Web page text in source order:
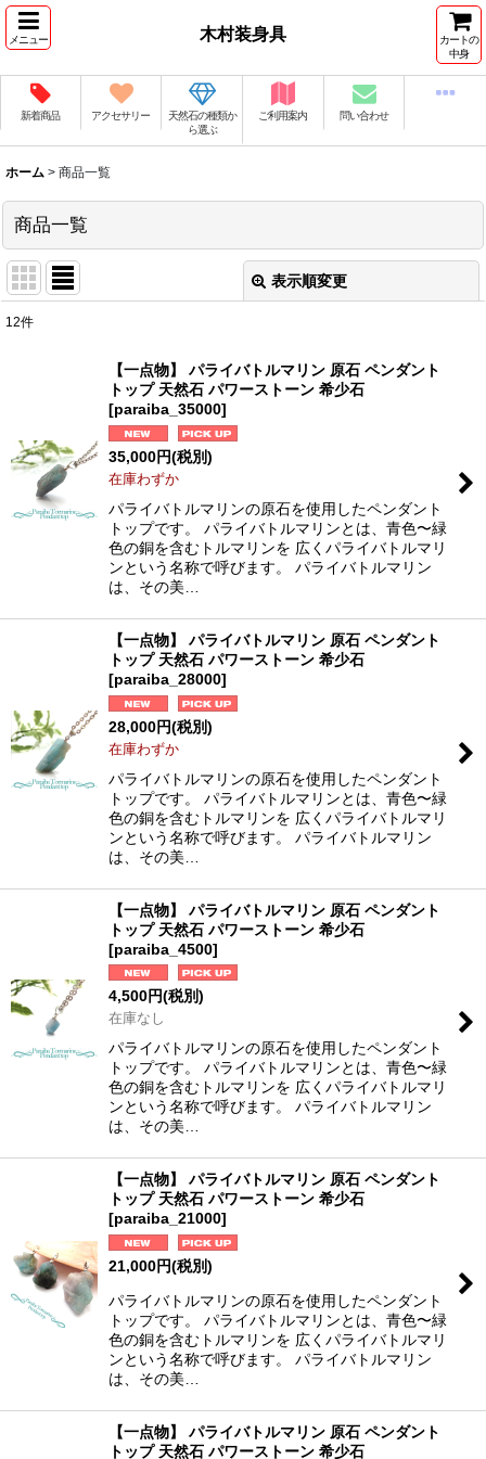
メニュー 木村装身具
カートの
中身
新着商品 アクセサリー
天然石の種類か
ら選ぶ
ご利用案内 問い合わせ
ホーム > 商品一覧
商品一覧
表示順変更
12件
【一点物】 パライバトルマリン 原石 ペンダント
トップ 天然石 パワーストーン 希少石
[paraiba_35000]
35,000円(税別)
在庫わずか
パライバトルマリンの原石を使用したペンダント
トップです。 パライバトルマリンとは、青色〜緑
色の銅を含むトルマリンを 広くパライバトルマリ
ンという名称で呼びます。 パライバトルマリン
は、その美…
【一点物】 パライバトルマリン 原石 ペンダント
トップ 天然石 パワーストーン 希少石
[paraiba_28000]
28,000円(税別)
在庫わずか
パライバトルマリンの原石を使用したペンダント
トップです。 パライバトルマリンとは、青色〜緑
色の銅を含むトルマリンを 広くパライバトルマリ
ンという名称で呼びます。 パライバトルマリン
は、その美…
【一点物】 パライバトルマリン 原石 ペンダント
トップ 天然石 パワーストーン 希少石
[paraiba_4500]
4,500円(税別)
在庫なし
パライバトルマリンの原石を使用したペンダント
トップです。 パライバトルマリンとは、青色〜緑
色の銅を含むトルマリンを 広くパライバトルマリ
ンという名称で呼びます。 パライバトルマリン
は、その美…
【一点物】 パライバトルマリン 原石 ペンダント
トップ 天然石 パワーストーン 希少石
[paraiba_21000]
21,000円(税別)
パライバトルマリンの原石を使用したペンダント
トップです。 パライバトルマリンとは、青色〜緑
色の銅を含むトルマリンを 広くパライバトルマリ
ンという名称で呼びます。 パライバトルマリン
は、その美…
【一点物】 パライバトルマリン 原石 ペンダント
トップ 天然石 パワーストーン 希少石